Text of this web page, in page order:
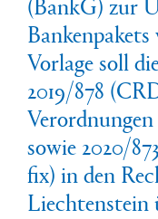
Vorlage soll
2019/878
sowie 2020/
fix) in den
Liechtenstein